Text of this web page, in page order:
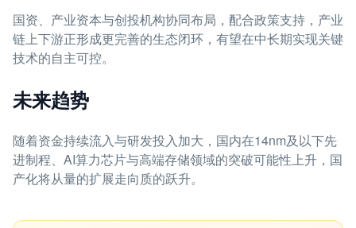
国资、产业资本与创投机构协同布局，配合政策支持，产业
链上下游正形成更完善的生态闭环，有望在中长期实现关键
技术的自主可控。
未来趋势
随着资金持续流入与研发投入加大，国内在14nm及以下先
进制程、AI算力芯片与高端存储领域的突破可能性上升，国
产化将从量的扩展走向质的跃升。